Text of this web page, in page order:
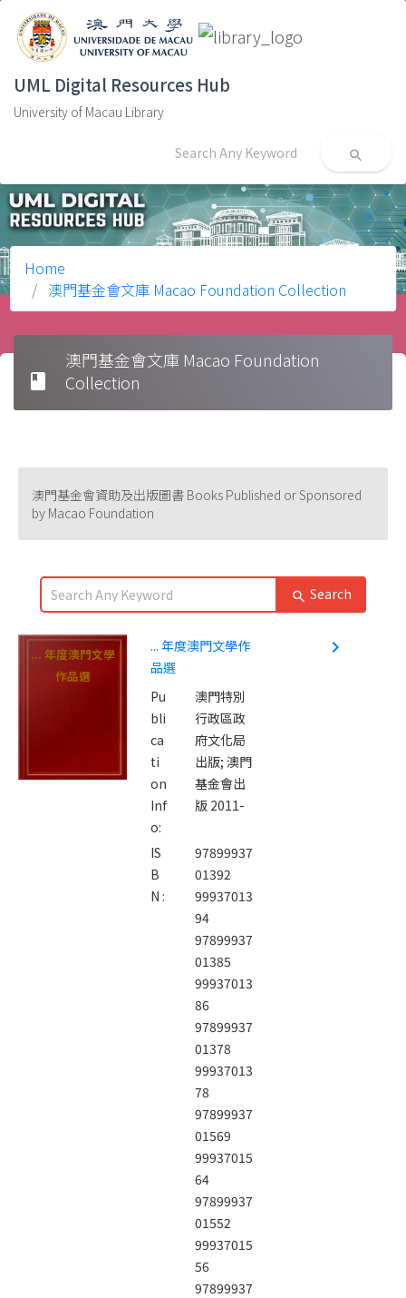
UML Digital Resources Hub
University of Macau Library
search
Home
澳門基金會文庫 Macao Foundation Collection
book
澳門基金會文庫 Macao Foundation
Collection
澳門基金會資助及出版圖書 Books Published or Sponsored
by Macao Foundation
search Search
... 年度澳門文學
作品選
... 年度澳門文學作
品選
Pu
bli
ca
ti
on
Inf
o:
澳門特別
行政區政
府文化局
出版; 澳門
基金會出
版 2011-
IS
B
N :
97899937
01392
99937013
94
97899937
01385
99937013
86
97899937
01378
99937013
78
97899937
01569
99937015
64
97899937
01552
99937015
56
97899937
navigate_next